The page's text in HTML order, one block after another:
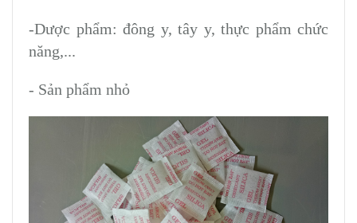
-Dược phẩm: đông y, tây y, thực phẩm chức
năng,...
- Sản phẩm nhỏ